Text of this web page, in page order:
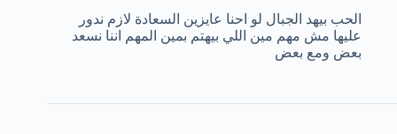
الحب بيهد الجبال لو احنا عايزين السعادة لازم ندور
عليها مش مهم مين اللي بيهتم بمين المهم اننا نسعد
بعض ومع بعض